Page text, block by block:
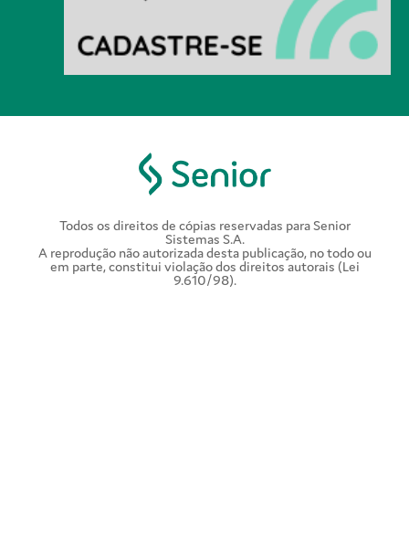
Todos os direitos de cópias reservadas para Senior
Sistemas S.A.
A reprodução não autorizada desta publicação, no todo ou
em parte, constitui violação dos direitos autorais (Lei
9.610/98).